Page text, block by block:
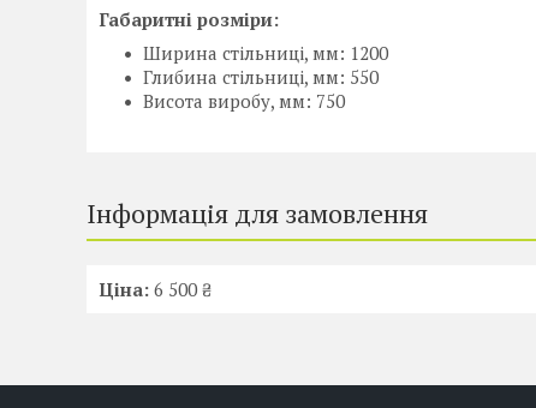
Габаритні розміри:
Ширина стільниці, мм: 1200
Глибина стільниці, мм: 550
Висота виробу, мм: 750
Інформація для замовлення
Ціна: 6 500 ₴